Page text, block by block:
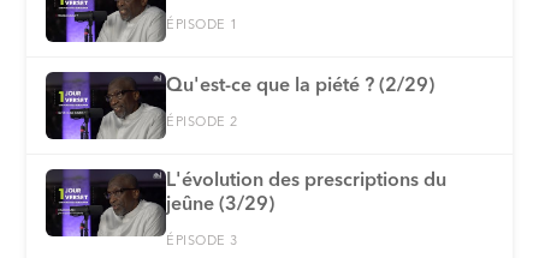
ÉPISODE 1
Qu'est-ce que la piété ? (2/29)
ÉPISODE 2
L'évolution des prescriptions du
jeûne (3/29)
ÉPISODE 3